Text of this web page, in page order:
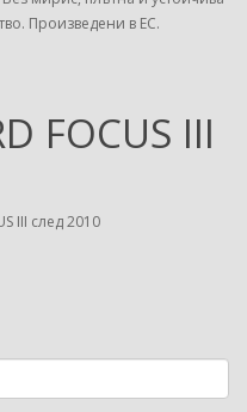
Произведени в ЕС.
FOCUS III
III след 2010